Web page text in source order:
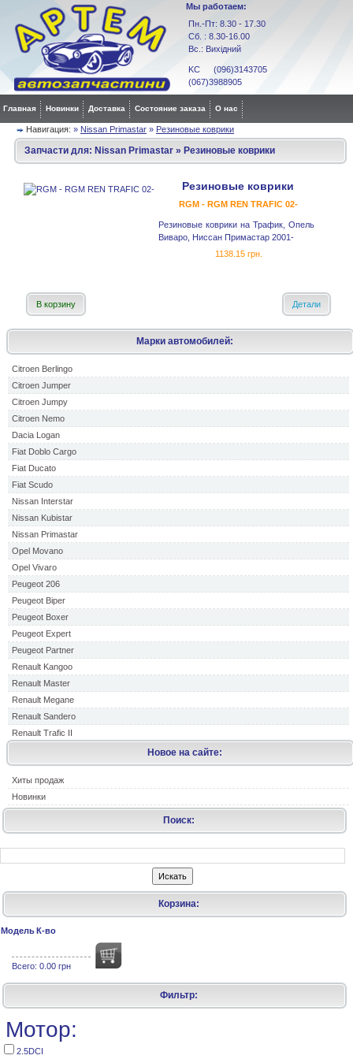
Мы работаем:
Пн.-Пт: 8.30 - 17.30
Сб. : 8.30-16.00
Вс.: Вихідний
KC (096)3143705
(067)3988905
Главная Новинки Доставка Состояние заказа О нас
Навигация: » Nissan Primastar » Резиновые коврики
Марки автомобилей:
Citroen Berlingo
Citroen Jumper
Citroen Jumpy
Citroen Nemo
Dacia Logan
Fiat Doblo Cargo
Fiat Ducato
Fiat Scudo
Nissan Interstar
Nissan Kubistar
Nissan Primastar
Opel Movano
Opel Vivaro
Peugeot 206
Peugeot Biper
Peugeot Boxer
Peugeot Expert
Peugeot Partner
Renault Kangoo
Renault Master
Renault Megane
Renault Sandero
Renault Trafic II
Новое на сайте:
Хиты продаж
Новинки
Запчасти для: Nissan Primastar » Резиновые коврики
Резиновые коврики
RGM - RGM REN TRAFIC 02-
Резиновые коврики на Трафик, Опель
Виваро, Ниссан Примастар 2001-
1138.15 грн.
В корзину Детали
Поиск:
Корзина:
Модель К-во
Всего: 0.00 грн
Фильтр:
Мотор:
2.5DCI